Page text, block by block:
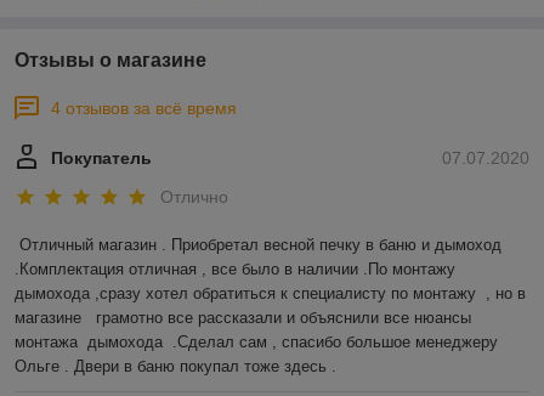
Отзывы о магазине
4 отзывов за всё время
07.07.2020
Покупатель
Отлично
Отличный магазин . Приобретал весной печку в баню и дымоход
.Комплектация отличная , все было в наличии .По монтажу
дымохода ,сразу хотел обратиться к специалисту по монтажу  , но в
магазине   грамотно все рассказали и объяснили все нюансы
монтажа  дымохода  .Сделал сам , спасибо большое менеджеру
Ольге . Двери в баню покупал тоже здесь .